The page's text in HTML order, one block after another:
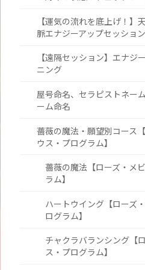
【運気の流れを底上げ！
脈エナジーアップセッション
【遠隔セッション】エナジ
ニング
屋号命名、セラピストネー
ーム命名
薔薇の魔法・願望別コース
ウス・プログラム】
薔薇の魔法【ローズ・メ
ラム】
ハートウイング【ローズ
ログラム】
チャクラバランシング【
ス・プログラム】